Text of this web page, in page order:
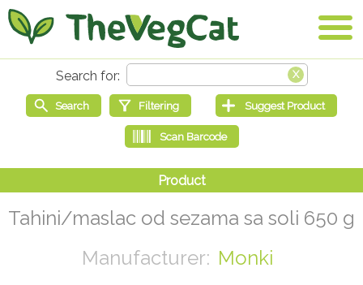
Tahini/maslac od sezama sa soli 650 g
Monki